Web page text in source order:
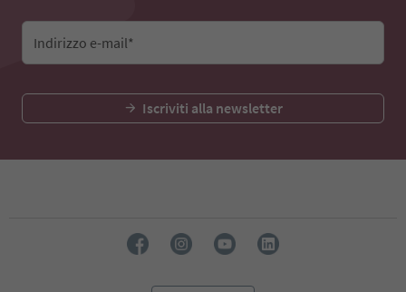
Indirizzo e-mail*
Iscriviti alla newsletter